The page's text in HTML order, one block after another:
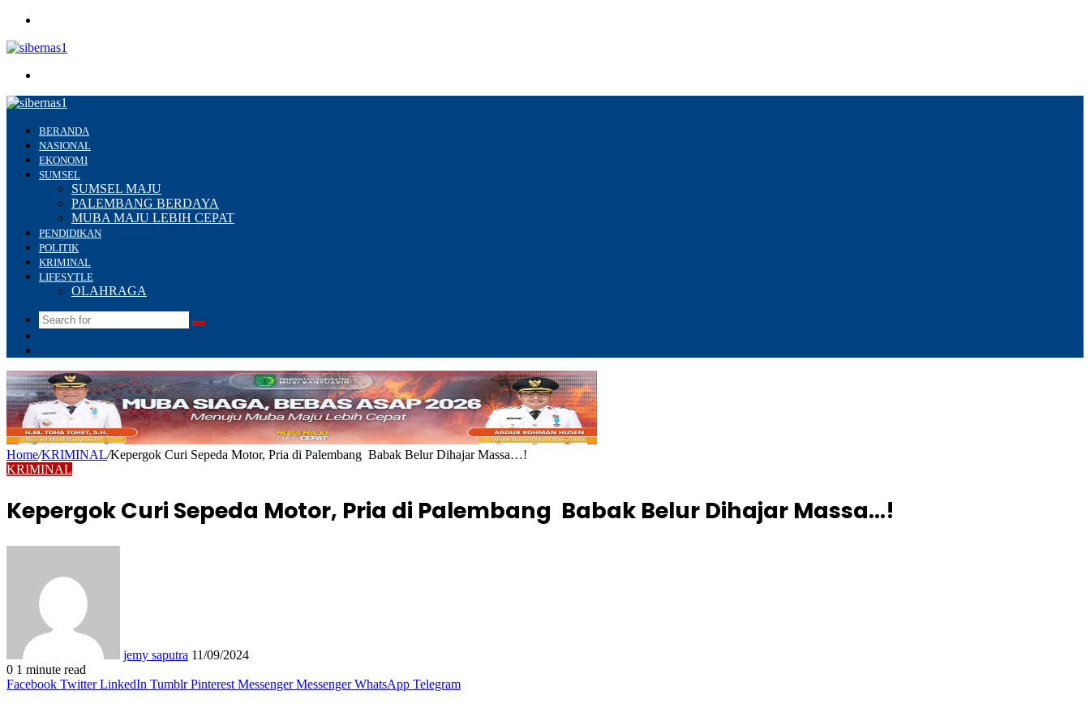
BERANDA
NASIONAL
EKONOMI
SUMSEL
SUMSEL MAJU
PALEMBANG BERDAYA
MUBA MAJU LEBIH CEPAT
PENDIDIKAN
POLITIK
KRIMINAL
LIFESYTLE
OLAHRAGA
Search
Home/KRIMINAL/Kepergok Curi Sepeda Motor, Pria di Palembang Babak Belur Dihajar Massa…!
KRIMINAL
Kepergok Curi Sepeda Motor, Pria di Palembang Babak Belur Dihajar Massa…!
jemy saputra 11/09/2024
0 1 minute read
Facebook Twitter LinkedIn Tumblr Pinterest Messenger Messenger WhatsApp Telegram